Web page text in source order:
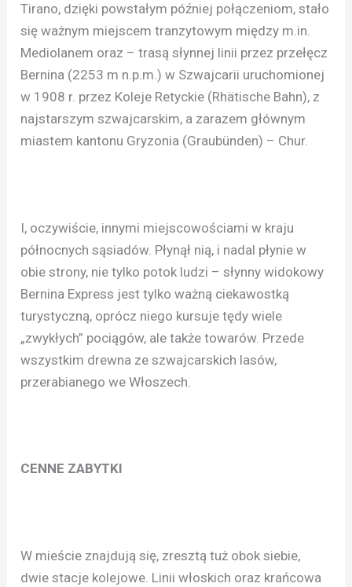
Tirano, dzięki powstałym później połączeniom, stało
się ważnym miejscem tranzytowym między m.in.
Mediolanem oraz – trasą słynnej linii przez przełęcz
Bernina (2253 m n.p.m.) w Szwajcarii uruchomionej
w 1908 r. przez Koleje Retyckie (Rhätische Bahn), z
najstarszym szwajcarskim, a zarazem głównym
miastem kantonu Gryzonia (Graubünden) – Chur.
I, oczywiście, innymi miejscowościami w kraju
północnych sąsiadów. Płynął nią, i nadal płynie w
obie strony, nie tylko potok ludzi – słynny widokowy
Bernina Express jest tylko ważną ciekawostką
turystyczną, oprócz niego kursuje tędy wiele
„zwykłych” pociągów, ale także towarów. Przede
wszystkim drewna ze szwajcarskich lasów,
przerabianego we Włoszech.
CENNE ZABYTKI
W mieście znajdują się, zresztą tuż obok siebie,
dwie stacje kolejowe. Linii włoskich oraz krańcowa